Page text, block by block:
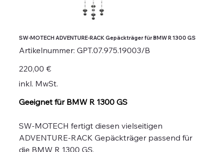
SW-MOTECH ADVENTURE-RACK Gepäckträger für BMW R 1300 GS
Artikelnummer:
Artikelnummer:
GPT.07.975.19003/B
GPT.07.975.19003/B
Preis
220,00 €
inkl. MwSt.
Geeignet für BMW R 1300 GS
SW-MOTECH fertigt diesen vielseitigen
ADVENTURE-RACK Gepäckträger passend für
die BMW R 1300 GS.